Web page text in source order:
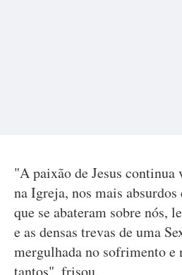
"A paixão de Jesus continua
na Igreja, nos mais
que se abateram sobre nós,
e as densas trevas de uma
mergulhada no sofrimento e
tantos", frisou.